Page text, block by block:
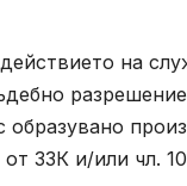
на
ЗЗК и/или чл.